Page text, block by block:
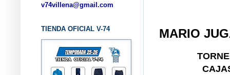
MARIO
v74villena@gmail.com
TIENDA OFICIAL V-74